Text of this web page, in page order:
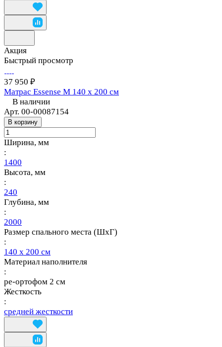
Акция
Быстрый просмотр
37 950 ₽
Матрас Essense M 140 х 200 см
В наличии
Арт. 00-00087154
В корзину
Ширина, мм
:
1400
Высота, мм
:
240
Глубина, мм
:
2000
Размер спального места (ШхГ)
:
140 х 200 см
Материал наполнителя
:
ре-ортофом 2 см
Жесткость
:
средней жесткости